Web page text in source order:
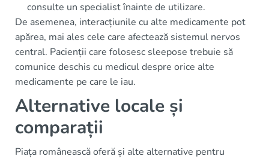
consulte un specialist înainte de utilizare.
De asemenea, interacțiunile cu alte medicamente pot
apărea, mai ales cele care afectează sistemul nervos
central. Pacienții care folosesc sleepose trebuie să
comunice deschis cu medicul despre orice alte
medicamente pe care le iau.
Alternative locale și
comparații
Piața românească oferă și alte alternative pentru